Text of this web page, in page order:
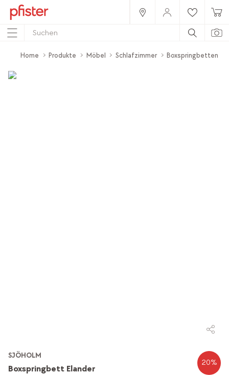
Home Produkte Möbel Schlafzimmer Boxspringbetten
Boxspringbett Elander
SJÖHOLM
20%